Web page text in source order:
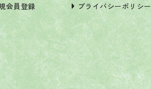
会員登録
プライバシーポリシー